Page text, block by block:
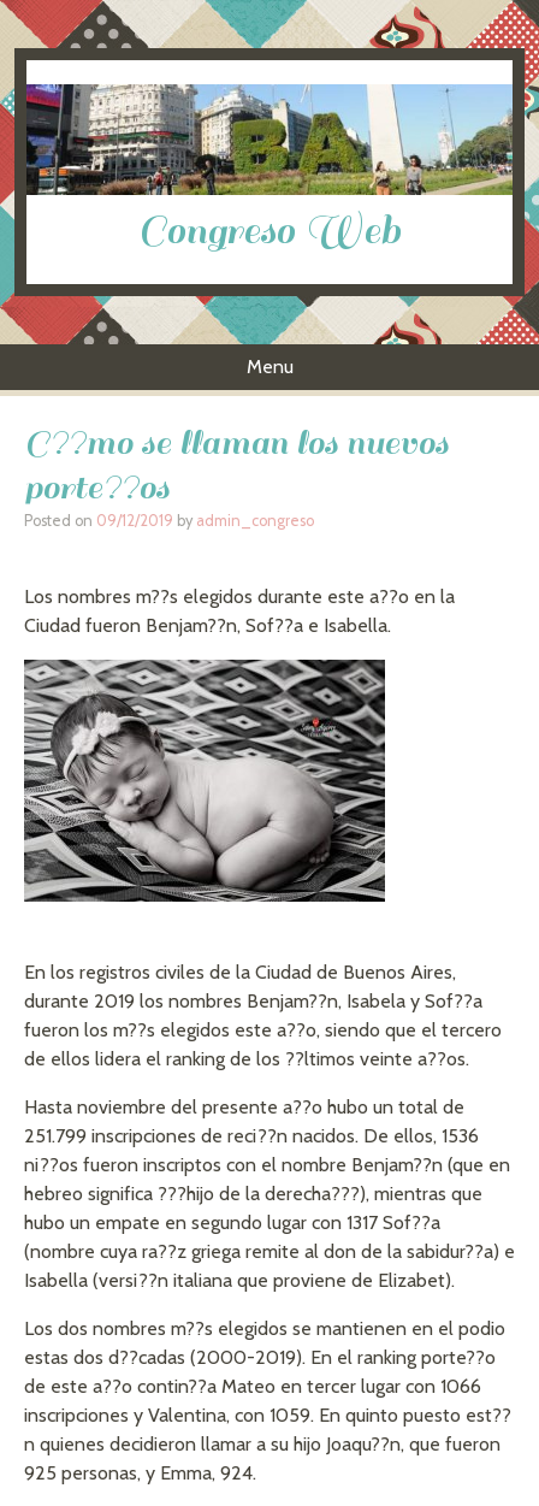
Congreso Web
Menu
C??mo se llaman los nuevos
porte??os
Posted on 09/12/2019 by admin_congreso
Los nombres m??s elegidos durante este a??o en la
Ciudad fueron Benjam??n, Sof??a e Isabella.
En los registros civiles de la Ciudad de Buenos Aires,
durante 2019 los nombres Benjam??n, Isabela y Sof??a
fueron los m??s elegidos este a??o, siendo que el tercero
de ellos lidera el ranking de los ??ltimos veinte a??os.
Hasta noviembre del presente a??o hubo un total de
251.799 inscripciones de reci??n nacidos. De ellos, 1536
ni??os fueron inscriptos con el nombre Benjam??n (que en
hebreo significa ???hijo de la derecha???), mientras que
hubo un empate en segundo lugar con 1317 Sof??a
(nombre cuya ra??z griega remite al don de la sabidur??a) e
Isabella (versi??n italiana que proviene de Elizabet).
Los dos nombres m??s elegidos se mantienen en el podio
estas dos d??cadas (2000-2019). En el ranking porte??o
de este a??o contin??a Mateo en tercer lugar con 1066
inscripciones y Valentina, con 1059. En quinto puesto est??
n quienes decidieron llamar a su hijo Joaqu??n, que fueron
925 personas, y Emma, 924.